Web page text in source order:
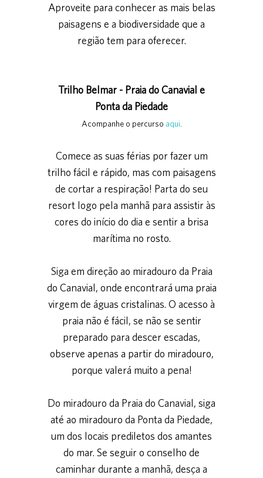
Aproveite para conhecer as mais belas
paisagens e a biodiversidade que a
região tem para oferecer.
Trilho Belmar - Praia do Canavial e
Ponta da Piedade
Acompanhe o percurso aqui.
Comece as suas férias por fazer um
trilho fácil e rápido, mas com paisagens
de cortar a respiração! Parta do seu
resort logo pela manhã para assistir às
cores do início do dia e sentir a brisa
marítima no rosto.
Siga em direção ao miradouro da Praia
do Canavial, onde encontrará uma praia
virgem de águas cristalinas. O acesso à
praia não é fácil, se não se sentir
preparado para descer escadas,
observe apenas a partir do miradouro,
porque valerá muito a pena!
Do miradouro da Praia do Canavial, siga
até ao miradouro da Ponta da Piedade,
um dos locais prediletos dos amantes
do mar. Se seguir o conselho de
caminhar durante a manhã, desça a